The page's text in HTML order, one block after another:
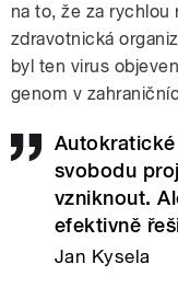
na to, že za rychlou
zdravotnická
byl ten virus
genom v
svobodu
vzniknout.
efektivně
Jan Kysela